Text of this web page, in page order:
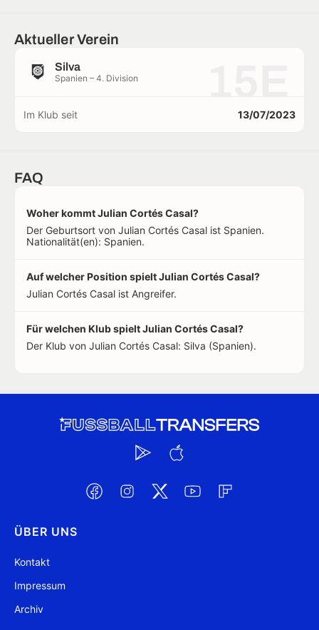
Aktueller Verein
Silva
Spanien – 4. Division
Im Klub seit 13/07/2023
FAQ
Woher kommt Julian Cortés Casal?
Der Geburtsort von Julian Cortés Casal ist Spanien.
Nationalität(en): Spanien.
Auf welcher Position spielt Julian Cortés Casal?
Julian Cortés Casal ist Angreifer.
Für welchen Klub spielt Julian Cortés Casal?
Der Klub von Julian Cortés Casal: Silva (Spanien).
ÜBER UNS
Kontakt
Impressum
Archiv